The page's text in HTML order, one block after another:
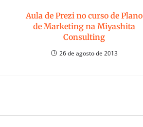
Aula de Prezi no curso de Plano
de Marketing na Miyashita
Consulting
26 de agosto de 2013